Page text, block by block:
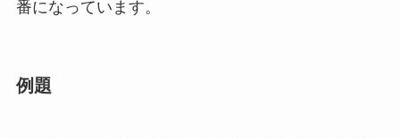
番になっています。
例題